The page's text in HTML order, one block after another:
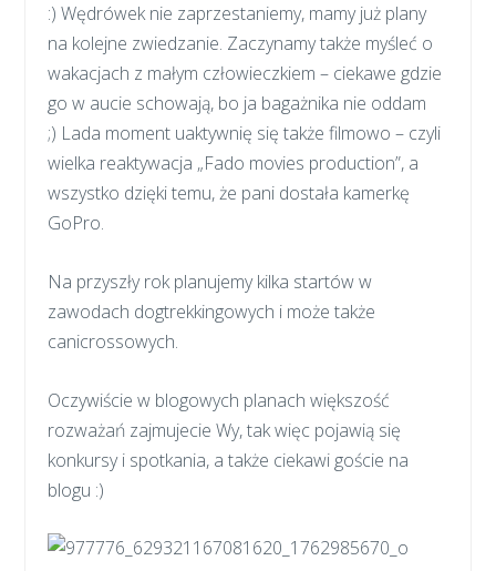
:) Wędrówek nie zaprzestaniemy, mamy już plany
na kolejne zwiedzanie. Zaczynamy także myśleć o
wakacjach z małym człowieczkiem – ciekawe gdzie
go w aucie schowają, bo ja bagażnika nie oddam
;) Lada moment uaktywnię się także filmowo – czyli
wielka reaktywacja „Fado movies production”, a
wszystko dzięki temu, że pani dostała kamerkę
GoPro.
Na przyszły rok planujemy kilka startów w
zawodach dogtrekkingowych i może także
canicrossowych.
Oczywiście w blogowych planach większość
rozważań zajmujecie Wy, tak więc pojawią się
konkursy i spotkania, a także ciekawi goście na
blogu :)